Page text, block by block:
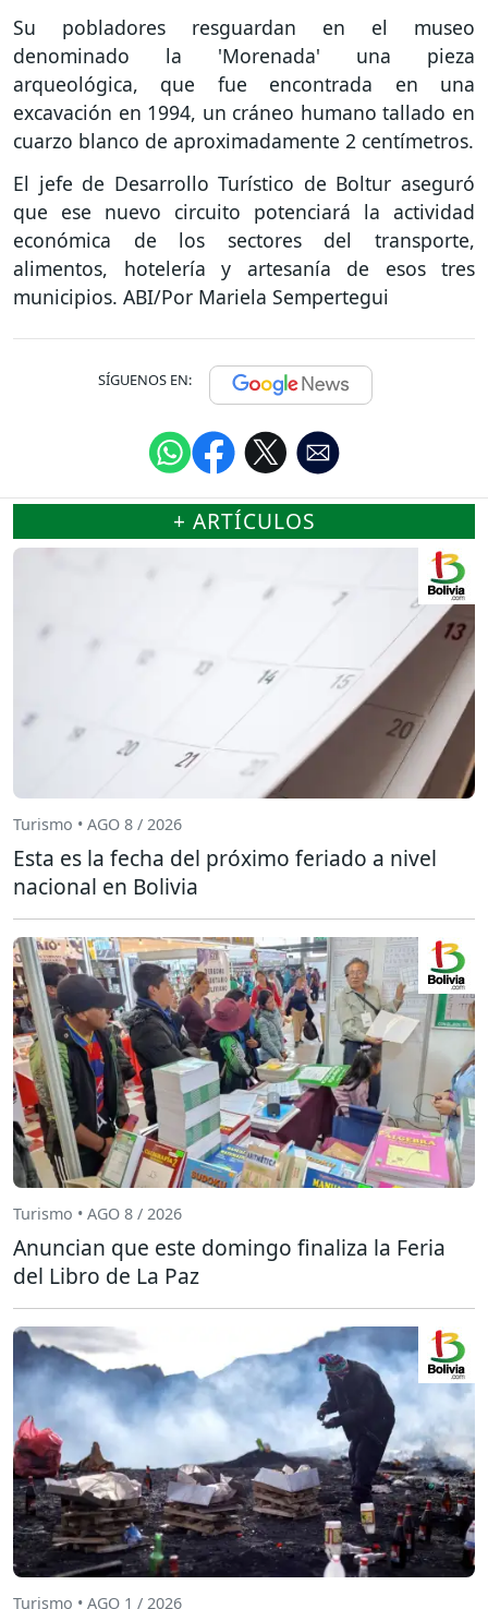
Su pobladores resguardan en el museo
denominado la 'Morenada' una pieza
arqueológica, que fue encontrada en una
excavación en 1994, un cráneo humano tallado en
cuarzo blanco de aproximadamente 2 centímetros.
El jefe de Desarrollo Turístico de Boltur aseguró
que ese nuevo circuito potenciará la actividad
económica de los sectores del transporte,
alimentos, hotelería y artesanía de esos tres
municipios. ABI/Por Mariela Sempertegui
SÍGUENOS EN:
+ ARTÍCULOS
Turismo • AGO 8 / 2026
Esta es la fecha del próximo feriado a nivel
nacional en Bolivia
Turismo • AGO 8 / 2026
Anuncian que este domingo finaliza la Feria
del Libro de La Paz
Turismo • AGO 1 / 2026